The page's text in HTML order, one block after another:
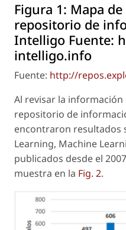
Figura 1: Mapa
repositorio de
Intelligo Fuente:
intelligo.info
Fuente: http://
Al revisar la
repositorio de
encontraron resultados
Learning, Machine
publicados desde el
muestra en la Fig. 2.